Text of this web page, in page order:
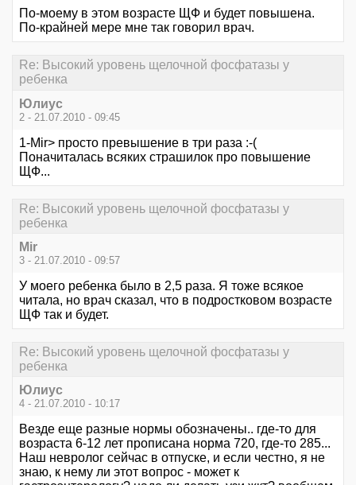
По-моему в этом возрасте ЩФ и будет повышена.
По-крайней мере мне так говорил врач.
Re: Высокий уровень щелочной фосфатазы у
ребенка
Юлиус
2 - 21.07.2010 - 09:45
1-Mir> просто превышение в три раза :-(
Поначиталась всяких страшилок про повышение
ЩФ...
Re: Высокий уровень щелочной фосфатазы у
ребенка
Mir
3 - 21.07.2010 - 09:57
У моего ребенка было в 2,5 раза. Я тоже всякое
читала, но врач сказал, что в подростковом возрасте
ЩФ так и будет.
Re: Высокий уровень щелочной фосфатазы у
ребенка
Юлиус
4 - 21.07.2010 - 10:17
Везде еще разные нормы обозначены.. где-то для
возраста 6-12 лет прописана норма 720, где-то 285...
Наш невролог сейчас в отпуске, и если честно, я не
знаю, к нему ли этот вопрос - может к